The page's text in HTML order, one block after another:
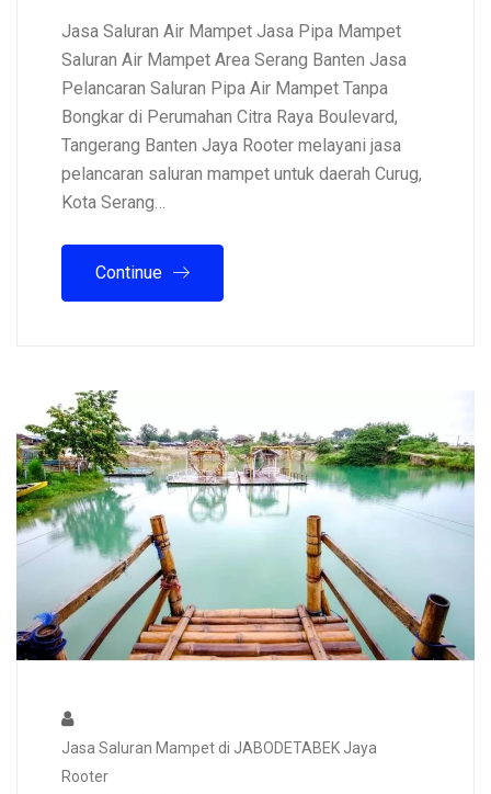
Jasa Saluran Air Mampet Jasa Pipa Mampet
Saluran Air Mampet Area Serang Banten Jasa
Pelancaran Saluran Pipa Air Mampet Tanpa
Bongkar di Perumahan Citra Raya Boulevard,
Tangerang Banten Jaya Rooter melayani jasa
pelancaran saluran mampet untuk daerah Curug,
Kota Serang…
Continue
Jasa Saluran Mampet di JABODETABEK Jaya
Rooter